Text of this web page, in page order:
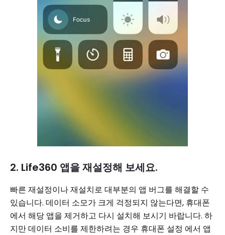
2. Life360 앱을 재설정해 보세요.
빠른 재설정이나 재설치로 대부분의 앱 버그를 해결할 수
있습니다. 데이터 소모가 크게 걱정되지 않는다면, 휴대폰
에서 해당 앱을 제거하고 다시 설치해 보시기 바랍니다. 하
지만 데이터 소비를 제한하려는 경우 휴대폰 설정 에서 앱